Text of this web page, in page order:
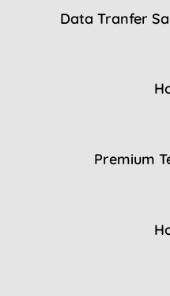
Data Tranfer
Premium